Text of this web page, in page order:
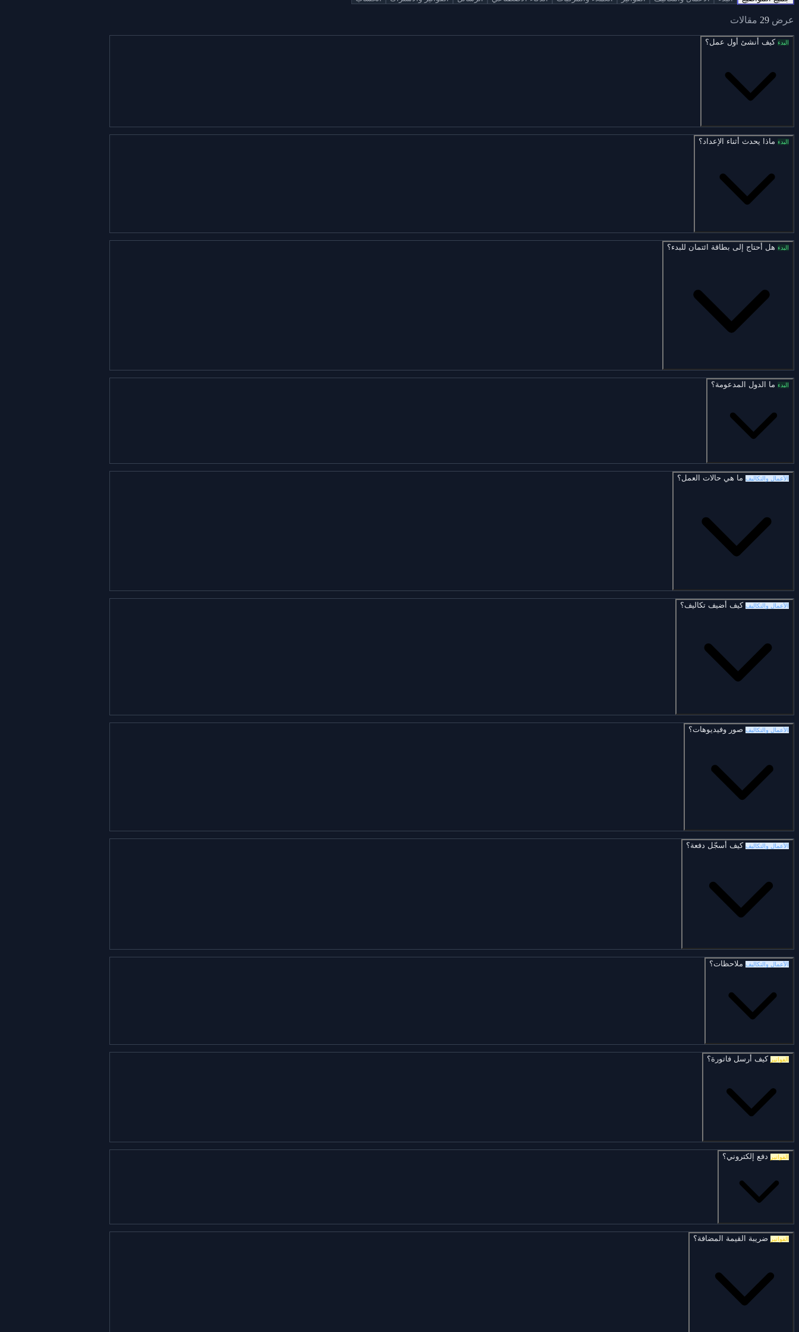
عرض 29 مقالات
البدء كيف أنشئ أول عمل؟
البدء ماذا يحدث أثناء الإعداد؟
البدء هل أحتاج إلى بطاقة ائتمان للبدء؟
البدء ما الدول المدعومة؟
الأعمال والتكاليف ما هي حالات العمل؟
الأعمال والتكاليف كيف أضيف تكاليف؟
الأعمال والتكاليف صور وفيديوهات؟
الأعمال والتكاليف كيف أسجّل دفعة؟
الأعمال والتكاليف ملاحظات؟
الفواتير كيف أرسل فاتورة؟
الفواتير دفع إلكتروني؟
الفواتير ضريبة القيمة المضافة؟